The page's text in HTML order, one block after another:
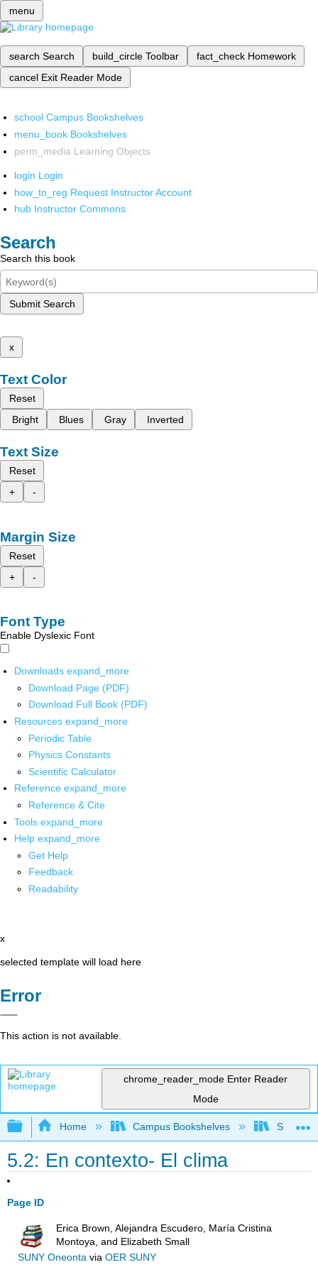
menu
search Search build_circle Toolbar fact_check Homework
cancel Exit Reader Mode
school Campus Bookshelves
menu_book Bookshelves
perm_media Learning Objects
login Login
how_to_reg Request Instructor Account
hub Instructor Commons
Search
Search this book
Submit Search
x
Text Color
Reset
Bright
Blues Gray Inverted
Text Size
Reset
+
-
Margin Size
Reset
+
-
Font Type
Enable Dyslexic Font
Downloads expand_more
Download Page (PDF)
Download Full Book (PDF)
Resources expand_more
Periodic Table
Physics Constants
Scientific Calculator
Reference expand_more
Reference & Cite
Tools expand_more
Help expand_more
Get Help
Feedback
Readability
x
selected template will load here
Error
This action is not available.
chrome_reader_mode Enter Reader
Mode
Expand/collapse global hierarchy
Home Campus Bookshelves
5.2: En contexto- El clima
Page ID
Erica Brown, Alejandra Escudero, María Cristina
Montoya, and Elizabeth Small
SUNY Oneontavia OER SUNY